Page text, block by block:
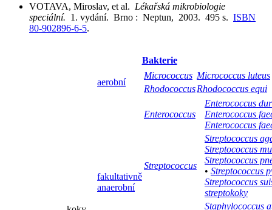
VOTAVA, Miroslav, et al. Lékařská mikrobiologie
speciální. 1. vydání. Brno : Neptun, 2003. 495 s. ISBN
80-902896-6-5.
Bakterie
aerobní
Micrococcus Micrococcus luteus
RhodococcusRhodococcus equi
fakultativně
anaerobní
Enterococcus
Enterococcus
Enterococcus
Enterococcus
Streptococcus
Streptococcus
Streptococcus
Streptococcus
• Streptococcus
Streptococcus
streptokoky
Staphylococcus